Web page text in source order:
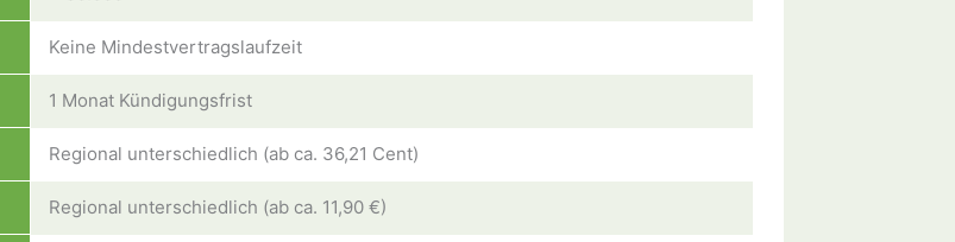
Keine Mindestvertragslaufzeit
1 Monat Kündigungsfrist
Regional unterschiedlich (ab ca. 36,21 Cent)
Regional unterschiedlich (ab ca. 11,90 €)